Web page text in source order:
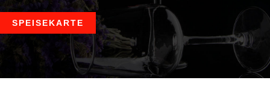
SPEISEKARTE